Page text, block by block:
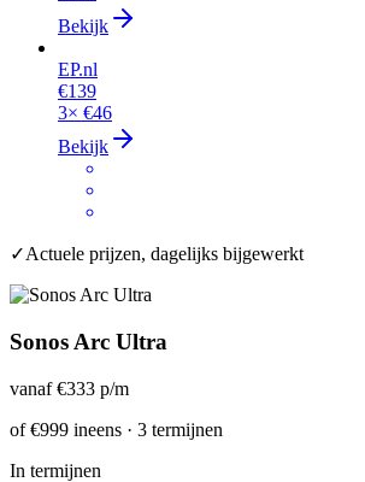
Bekijk
EP.nl
€139
3× €46
Bekijk
✓Actuele prijzen, dagelijks bijgewerkt
Sonos Arc Ultra
vanaf€333 p/m
of€999 ineens · 3 termijnen
In termijnen